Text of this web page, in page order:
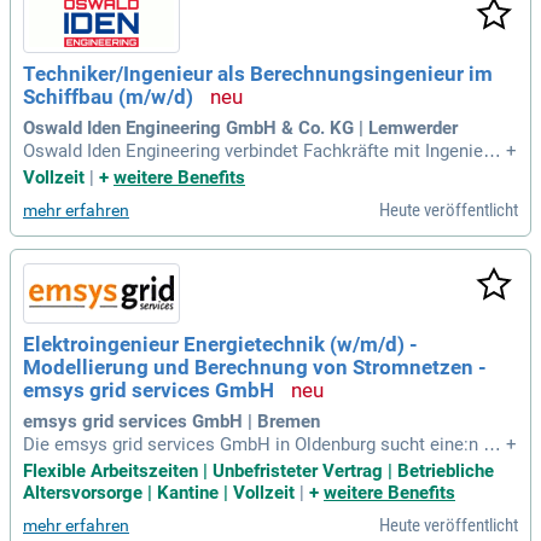
auteiloptimierung. Neben einem attraktiven Metalltarif profit
ieren Sie von umfangreichen Weiterbildungsmöglichkeiten u
nd einem modernen Gesundheitsangebot. Arbeiten Sie in ei
nem innovativen Umfeld, das Home-Office und flexible Arbei
tszeiten bietet. Bewerben Sie sich jetzt mit Lebenslauf und
aussagekräftigem Anschreiben!
Techniker/Ingenieur als Berechnungsingenieur im
Schiffbau (m/w/d)
Oswald Iden Engineering GmbH & Co. KG | Lemwerder
Oswald Iden Engineering verbindet Fachkräfte mit Ingenieur
studium und Unternehmen in Norddeutschland. Unser Foku
ensch und Projekt zu gewährleisten. Als Teil unseres Teams
tragen Sie zur hydromechanischen Auslegung moderner ma
ritimer Systeme bei. Ihre Berechnungen steigern die Leistun
gsfähigkeit und Sicherheit in anspruchsvollen Schiffbauproj
ekten. In der Konzeptphase bewerten Sie innovative Entwürf
e und bieten technische Grundlagen für Entwicklungsentsch
eidungen. Durch die Analyse hydromechanischer Eigenscha
ften stellen Sie sicher, dass alle technischen Anforderungen
zuverlässig erfüllt werden.
+
Vollzeit | + weitere Benefits
mehr erfahren Heute veröffentlicht
Elektroingenieur Energietechnik (w/m/d) -
Modellierung und Berechnung von Stromnetzen -
emsys grid services GmbH
emsys grid services GmbH | Bremen
Die emsys grid services GmbH in Oldenburg sucht eine:n El
ektroingenieur:in mit Expertise in der Modellierung und Bere
chnung von Stromnetzen. Du entwickelst Software zur Anal
hiedene Datenquellen. Zudem übernimmst du die Analyse, V
+
Flexible Arbeitszeiten | Unbefristeter Vertrag | Betriebliche
Altersvorsorge | Kantine | Vollzeit
+ weitere Benefits
mehr erfahren Heute veröffentlicht